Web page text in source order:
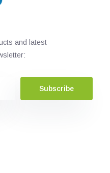
and latest
Subscribe